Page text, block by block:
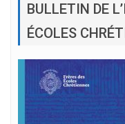
BULLETIN DE
ÉCOLES